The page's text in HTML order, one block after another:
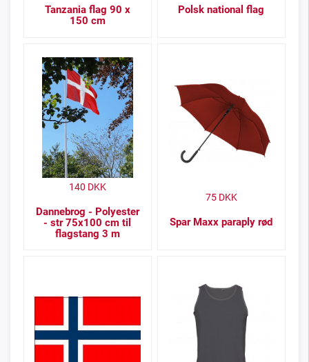
Tanzania flag 90 x
150 cm
Polsk national flag
Dannebrog - Polyester
- str 75x100 cm til
flagstang 3 m
140 DKK
Spar Maxx paraply rød
75DKK